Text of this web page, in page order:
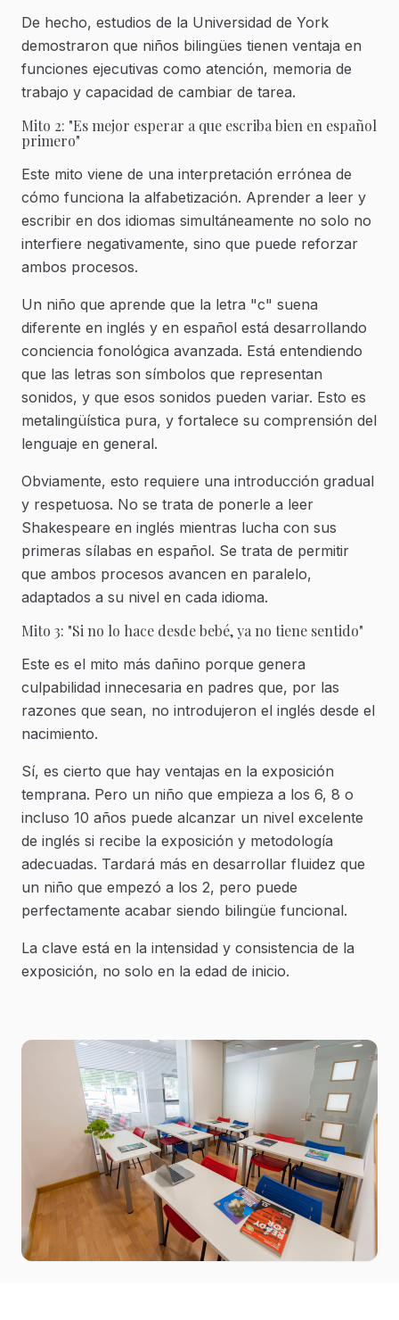
De hecho, estudios de la Universidad de York
demostraron que niños bilingües tienen ventaja en
funciones ejecutivas como atención, memoria de
trabajo y capacidad de cambiar de tarea.
Mito 2: "Es mejor esperar a que escriba bien en español
primero"
Este mito viene de una interpretación errónea de
cómo funciona la alfabetización. Aprender a leer y
escribir en dos idiomas simultáneamente no solo no
interfiere negativamente, sino que puede reforzar
ambos procesos.
Un niño que aprende que la letra "c" suena
diferente en inglés y en español está desarrollando
conciencia fonológica avanzada. Está entendiendo
que las letras son símbolos que representan
sonidos, y que esos sonidos pueden variar. Esto es
metalingüística pura, y fortalece su comprensión del
lenguaje en general.
Obviamente, esto requiere una introducción gradual
y respetuosa. No se trata de ponerle a leer
Shakespeare en inglés mientras lucha con sus
primeras sílabas en español. Se trata de permitir
que ambos procesos avancen en paralelo,
adaptados a su nivel en cada idioma.
Mito 3: "Si no lo hace desde bebé, ya no tiene sentido"
Este es el mito más dañino porque genera
culpabilidad innecesaria en padres que, por las
razones que sean, no introdujeron el inglés desde el
nacimiento.
Sí, es cierto que hay ventajas en la exposición
temprana. Pero un niño que empieza a los 6, 8 o
incluso 10 años puede alcanzar un nivel excelente
de inglés si recibe la exposición y metodología
adecuadas. Tardará más en desarrollar fluidez que
un niño que empezó a los 2, pero puede
perfectamente acabar siendo bilingüe funcional.
La clave está en la intensidad y consistencia de la
exposición, no solo en la edad de inicio.